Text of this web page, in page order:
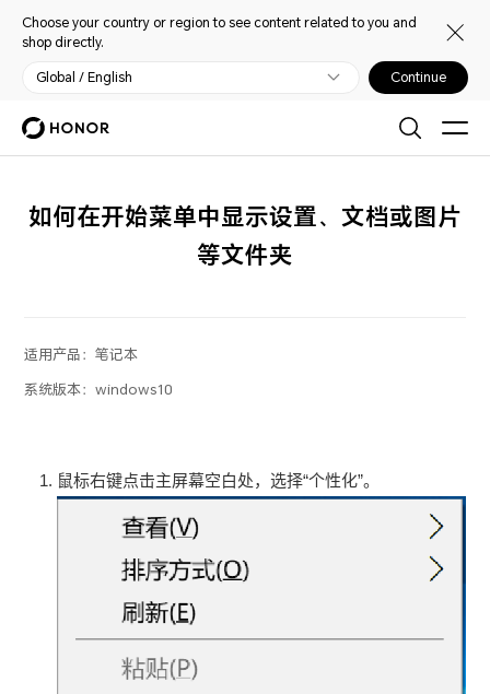
Choose your country or region to see content related to you and
shop directly.
Global / English Continue
如何在开始菜单中显示设置、文档或图片
等文件夹
适用产品：笔记本
系统版本：windows10
鼠标右键点击主屏幕空白处，选择“个性化”。